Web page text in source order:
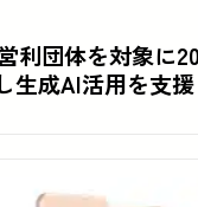
利団体を対象に
生成AI活用を支援